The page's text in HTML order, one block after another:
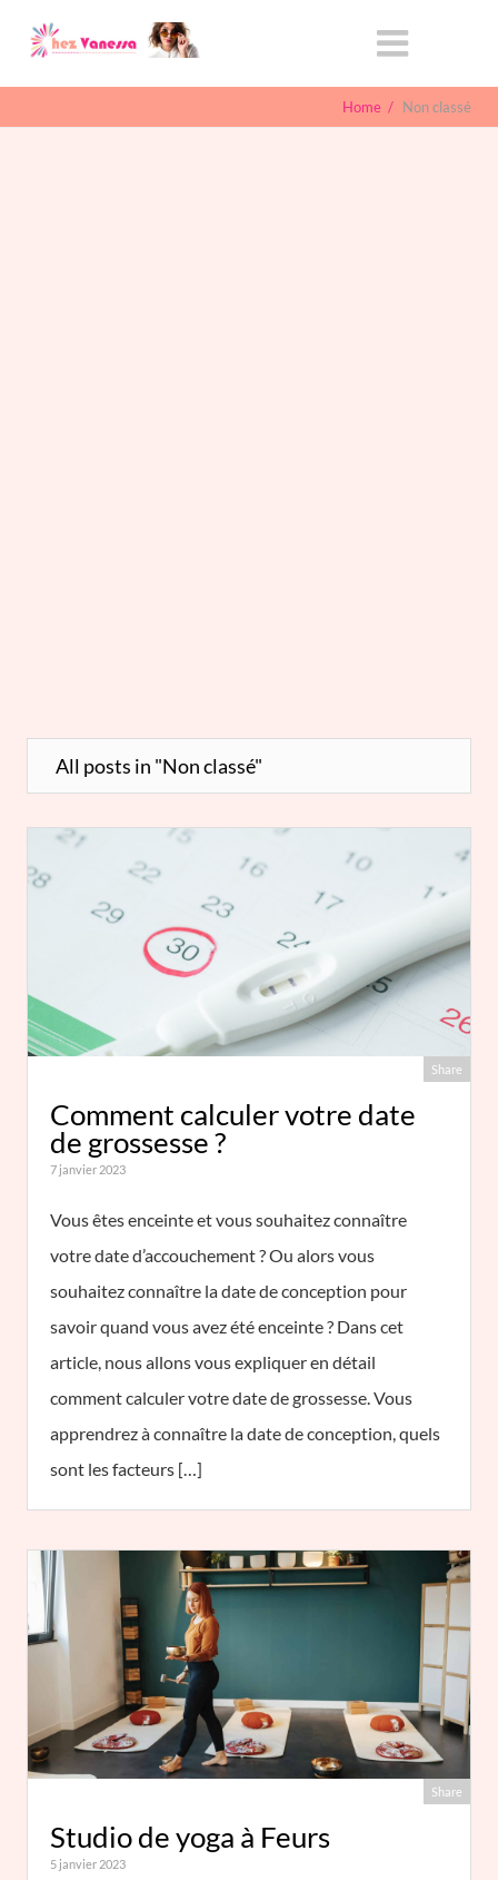
Home / Non classé
All posts in "Non classé"
Share
Comment calculer votre date
de grossesse ?
7 janvier 2023
Vous êtes enceinte et vous souhaitez connaître
votre date d’accouchement ? Ou alors vous
souhaitez connaître la date de conception pour
savoir quand vous avez été enceinte ? Dans cet
article, nous allons vous expliquer en détail
comment calculer votre date de grossesse. Vous
apprendrez à connaître la date de conception, quels
sont les facteurs […]
Share
Studio de yoga à Feurs
5 janvier 2023